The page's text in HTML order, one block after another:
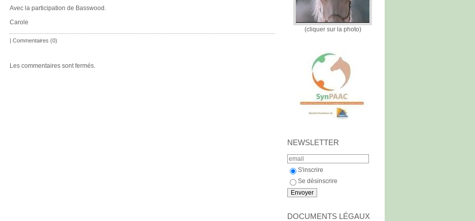
(cliquer sur la photo)
NEWSLETTER
S'inscrire
Se désinscrire
DOCUMENTS LÉGAUX
Avec la participation de Basswood.
Carole
| Commentaires (0)
Les commentaires sont fermés.